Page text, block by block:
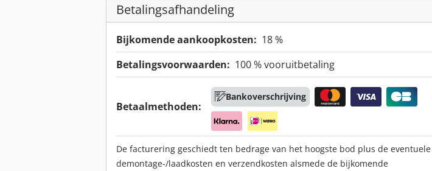
Betalingsafhandeling
Bijkomende aankoopkosten: 18 %
Betalingsvoorwaarden: 100 % vooruitbetaling
Betaalmethoden:
Bankoverschrijving
De facturering geschiedt ten bedrage van het hoogste bod plus de eventuele
demontage-/laadkosten en verzendkosten alsmede de bijkomende